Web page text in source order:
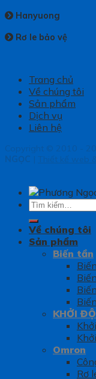
Hanyuong
Rơ le bảo vệ
Trang chủ
Về chúng tôi
Sản phẩm
Dịch vụ
Liên hệ
Copyright © 2010 -
NGỌC | Thiết kế web
Tìm
Về chúng tôi
Sản phẩm
Biến tần
KHỞI
Omron
Rơ